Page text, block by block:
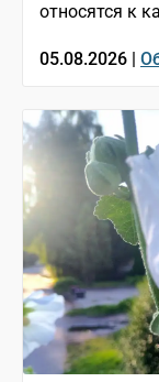
относятся к
05.08.2026 |